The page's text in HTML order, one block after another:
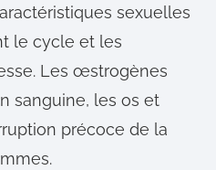
sexuelles
le cycle et les
Les œstrogènes
sanguine, les os et
précoce de la